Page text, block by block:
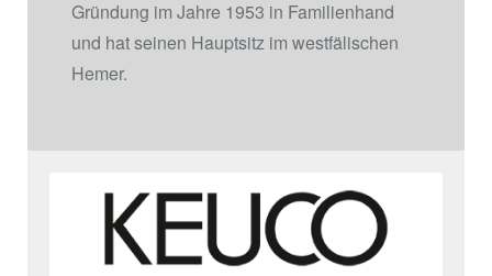
Gründung im Jahre 1953 in Familienhand
und hat seinen Hauptsitz im westfälischen
Hemer.